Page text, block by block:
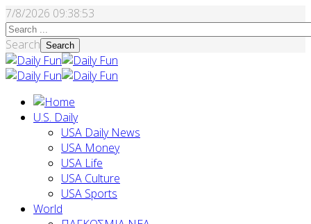
7/8/2026 09:38:54
Search Search
U.S. Daily
USA Daily News
USA Money
USA Life
USA Culture
USA Sports
World